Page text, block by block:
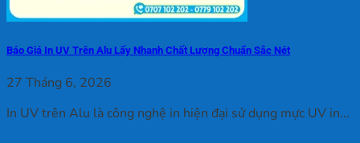
Báo Giá In UV Trên Alu Lấy Nhanh Chất Lượng Chuẩn Sắc Nét
27 Tháng 6, 2026
In UV trên Alu là công nghệ in hiện đại sử dụng mực UV in...